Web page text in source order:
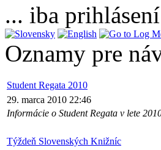
... iba
Oznamy pre
Student Regata 2010
29. marca 2010 22:46
Informácie o Student Regata v lete
Týždeň Slovenských Knižníc